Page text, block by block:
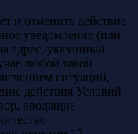
и отменить действие
уведомление (или
адрес, указанный
любой такой
ситуаций,
действия Условий
вводящие